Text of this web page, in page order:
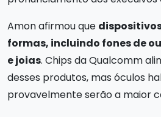
Amon afirmou que
formas, incluindo fones de
e joias. Chips da Qualcomm
desses produtos, mas óculos
provavelmente serão a maior